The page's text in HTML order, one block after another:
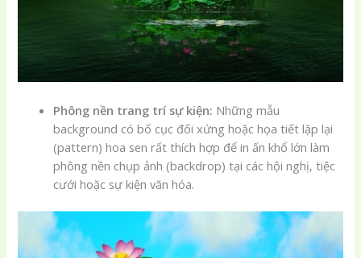
Phông nền trang trí sự kiện: Những mẫu
background có bố cục đối xứng hoặc họa tiết lặp lại
(pattern) hoa sen rất thích hợp để in ấn khổ lớn làm
phông nền chụp ảnh (backdrop) tại các hội nghị, tiệc
cưới hoặc sự kiện văn hóa.